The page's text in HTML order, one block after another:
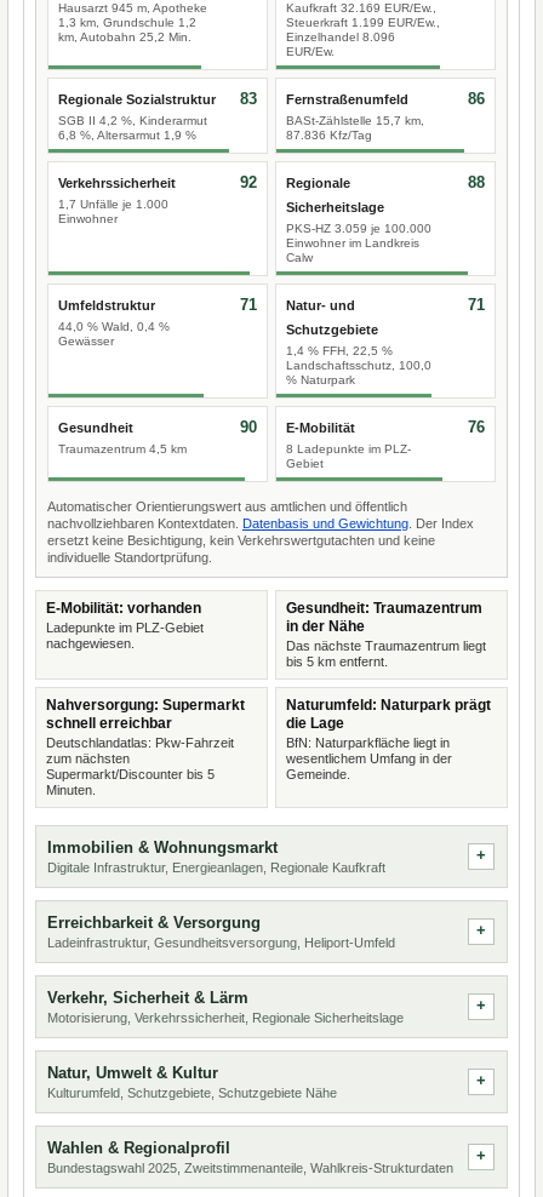
Hausarzt 945 m, Apotheke
1,3 km, Grundschule 1,2
km, Autobahn 25,2 Min.
Kaufkraft 32.169 EUR/Ew.,
Steuerkraft 1.199 EUR/Ew.,
Einzelhandel 8.096
EUR/Ew.
Regionale Sozialstruktur
SGB II 4,2 %, Kinderarmut
6,8 %, Altersarmut 1,9 %
83 Fernstraßenumfeld
BASt-Zählstelle 15,7 km,
87.836 Kfz/Tag
86
Verkehrssicherheit
1,7 Unfälle je 1.000
Einwohner
92
Regionale
Sicherheitslage
PKS-HZ 3.059 je 100.000
Einwohner im Landkreis
Calw
88
Umfeldstruktur
44,0 % Wald, 0,4 %
Gewässer
71
Natur- und
Schutzgebiete
1,4 % FFH, 22,5 %
Landschaftsschutz, 100,0
% Naturpark
71
Gesundheit
Traumazentrum 4,5 km
90 E-Mobilität
8 Ladepunkte im PLZ-
Gebiet
76
Automatischer Orientierungswert aus amtlichen und öffentlich
nachvollziehbaren Kontextdaten. Datenbasis und Gewichtung . Der Index
ersetzt keine Besichtigung, kein Verkehrswertgutachten und keine
individuelle Standortprüfung.
E-Mobilität: vorhanden
Ladepunkte im PLZ-Gebiet
nachgewiesen.
Gesundheit: Traumazentrum
in der Nähe
Das nächste Traumazentrum liegt
bis 5 km entfernt.
Nahversorgung: Supermarkt
schnell erreichbar
Deutschlandatlas: Pkw-Fahrzeit
zum nächsten
Supermarkt/Discounter bis 5
Minuten.
Naturumfeld: Naturpark prägt
die Lage
BfN: Naturparkfläche liegt in
wesentlichem Umfang in der
Gemeinde.
Immobilien & Wohnungsmarkt
Digitale Infrastruktur, Energieanlagen, Regionale Kaufkraft
Erreichbarkeit & Versorgung
Ladeinfrastruktur, Gesundheitsversorgung, Heliport-Umfeld
Verkehr, Sicherheit & Lärm
Motorisierung, Verkehrssicherheit, Regionale Sicherheitslage
Natur, Umwelt & Kultur
Kulturumfeld, Schutzgebiete, Schutzgebiete Nähe
Wahlen & Regionalprofil
Bundestagswahl 2025, Zweitstimmenanteile, Wahlkreis-Strukturdaten